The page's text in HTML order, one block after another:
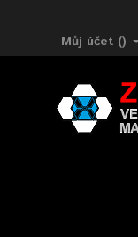
Můj účet ()